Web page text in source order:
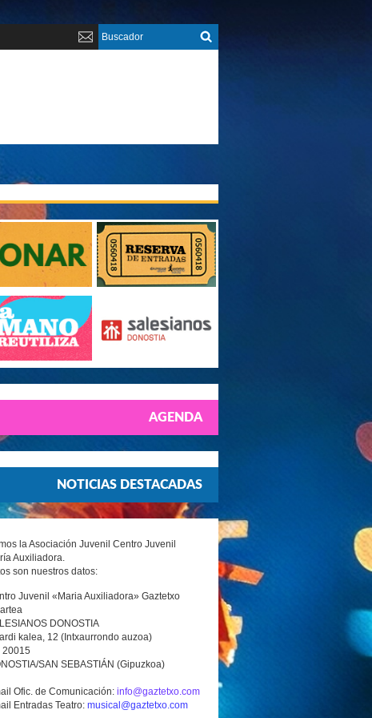
AGENDA
NOTICIAS DESTACADAS
la Asociación Juvenil Centro Juvenil
Auxiliadora.
son nuestros datos:
Juvenil «Maria Auxiliadora» Gaztetxo
DONOSTIA
kalea, 12 (Intxaurrondo auzoa)
20015
SAN SEBASTIÁN (Gipuzkoa)
Ofic. de Comunicación: info@gaztetxo.com
Entradas Teatro: musical@gaztetxo.com